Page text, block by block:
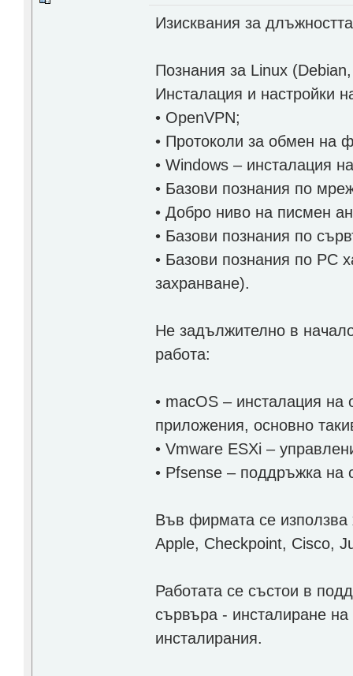
Изисквания за
Познания за Linux
Инсталация и настройки
• OpenVPN;
• Протоколи за обмен на
• Windows – инсталация
• Базови познания по
• Добро ниво на писмен
• Базови познания по
• Базови познания по PC
захранване).
Не задължително в
работа:
• macOS – инсталация на
приложения, основно
• Vmware ESXi –
• Pfsense – поддръжка на
Във фирмата се използва
Apple, Checkpoint, Cisco,
Работата се състои в
сървъра - инсталиране
инсталирания.